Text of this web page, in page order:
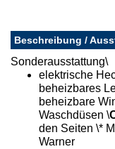
Beschreibung /
Sonderausstattung\
elektrische
beheizbares
beheizbare
Waschdüsen \
den Seiten \*
Warner